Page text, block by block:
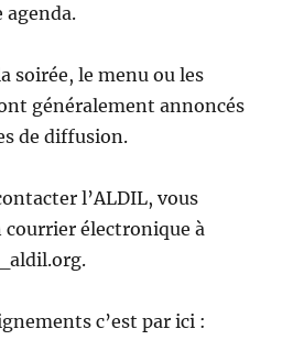
agenda.
soirée, le menu ou les
généralement annoncés
de diffusion.
l’ALDIL, vous
courrier électronique à
c’est par ici :